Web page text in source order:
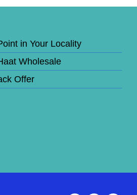
in Your Locality
Wholesale
Offer